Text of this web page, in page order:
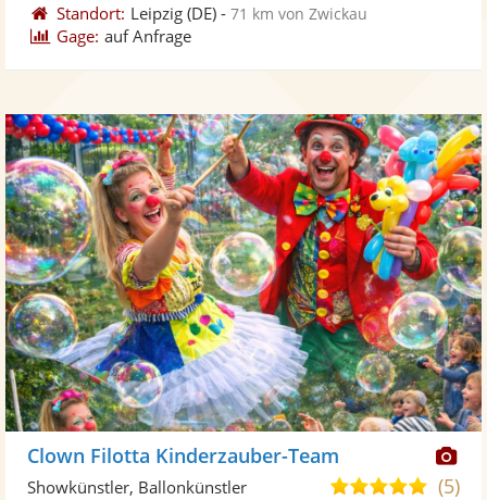
Standort: Leipzig (DE) -71 km von Zwickau
Gage: auf Anfrage
Clown Filotta Kinderzauber-Team
5,0(5)
Showkünstler, Ballonkünstler